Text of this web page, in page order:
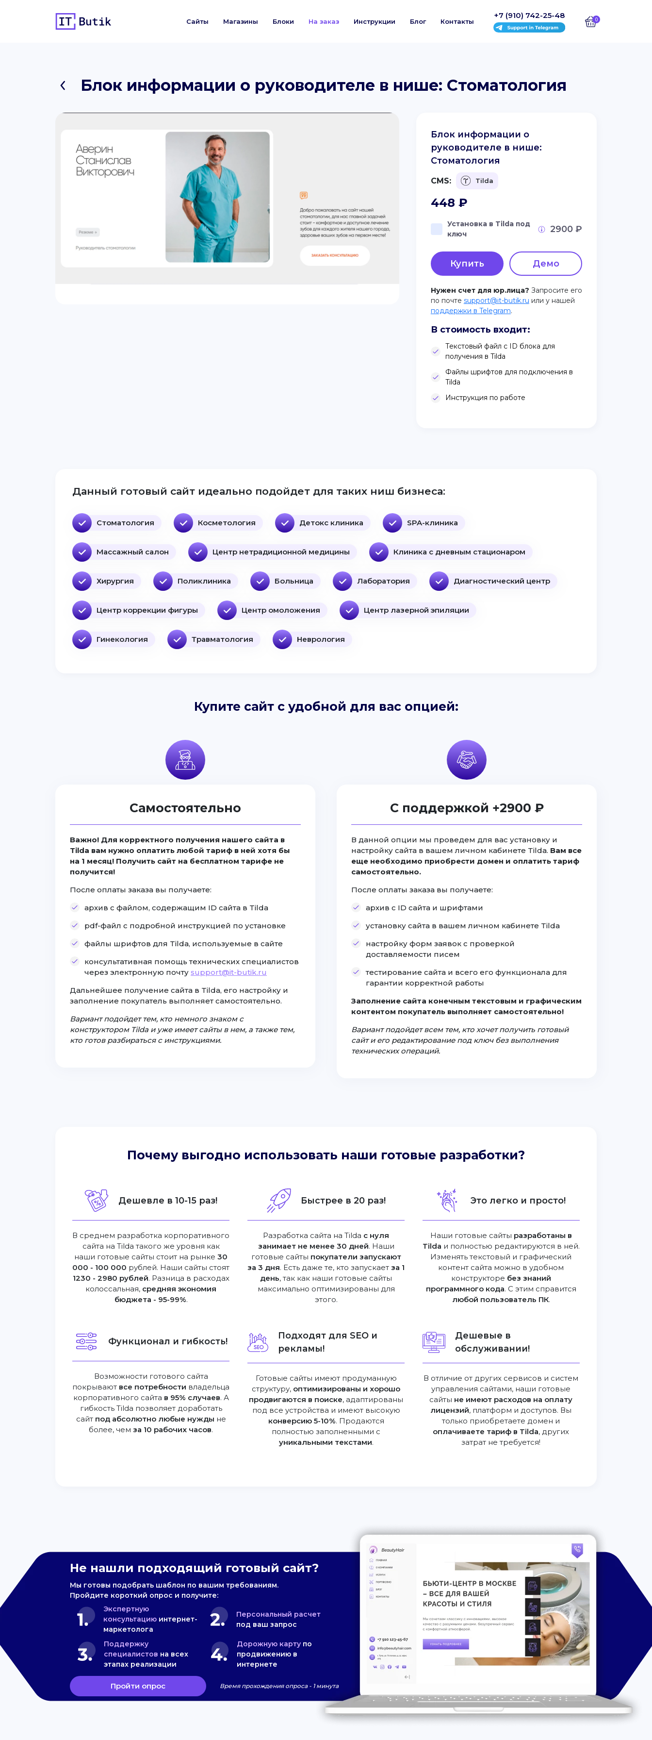
Сайты Магазины Блоки На заказ Инструкции Блог Контакты
+7 (910) 742-25-48 0
Блок информации о руководителе в нише: Стоматология
Блок информации о
руководителе в нише:
Стоматология
CMS: Tilda
448 ₽
Установка в Tilda под
ключ
2900 ₽
Купить Демо
Нужен счет для юр.лица? Запросите его
по почте support@it-butik.ru или у нашей
поддержки в Telegram.
В стоимость входит:
Текстовый файл с ID блока для
получения в Tilda
Файлы шрифтов для подключения в
Tilda
Инструкция по работе
Данный готовый сайт идеально подойдет для таких ниш бизнеса:
Стоматология Косметология Детокс клиника SPA-клиника
Массажный салон Центр нетрадиционной медицины Клиника с дневным стационаром
Хирургия Поликлиника Больница Лаборатория Диагностический центр
Центр коррекции фигуры Центр омоложения Центр лазерной эпиляции
Гинекология Травматология Неврология
Купите сайт с удобной для вас опцией:
Самостоятельно
Важно! Для корректного получения нашего сайта в
Tilda вам нужно оплатить любой тариф в ней хотя бы
на 1 месяц! Получить сайт на бесплатном тарифе не
получится!
После оплаты заказа вы получаете:
архив с файлом, содержащим ID сайта в Tilda
pdf-файл с подробной инструкцией по установке
файлы шрифтов для Tilda, используемые в сайте
консультативная помощь технических специалистов
через электронную почту support@it-butik.ru
Дальнейшее получение сайта в Tilda, его настройку и
заполнение покупатель выполняет самостоятельно.
Вариант подойдет тем, кто немного знаком с
конструктором Tilda и уже имеет сайты в нем, а также тем,
кто готов разбираться с инструкциями.
С поддержкой +2900 ₽
В данной опции мы проведем для вас установку и
настройку сайта в вашем личном кабинете Tilda. Вам все
еще необходимо приобрести домен и оплатить тариф
самостоятельно.
После оплаты заказа вы получаете:
архив с ID сайта и шрифтами
установку сайта в вашем личном кабинете Tilda
настройку форм заявок с проверкой
доставляемости писем
тестирование сайта и всего его функционала для
гарантии корректной работы
Заполнение сайта конечным текстовым и графическим
контентом покупатель выполняет самостоятельно!
Вариант подойдет всем тем, кто хочет получить готовый
сайт и его редактирование под ключ без выполнения
технических операций.
Почему выгодно использовать наши готовые разработки?
Дешевле в 10-15 раз!
В среднем разработка корпоративного
сайта на Tilda такого же уровня как
наши готовые сайты стоит на рынке30
000 - 100 000 рублей. Наши сайты стоят
1230 - 2980 рублей. Разница в расходах
колоссальная, средняя экономия
бюджета - 95-99%.
Быстрее в 20 раз!
Разработка сайта на Tilda с нуля
занимает не менее 30 дней. Наши
готовые сайты покупатели запускают
за 3 дня. Есть даже те, кто запускает за 1
день, так как наши готовые сайты
максимально оптимизированы для
этого.
Это легко и просто!
Наши готовые сайты разработаны в
Tilda и полностью редактируются в ней.
Изменять текстовый и графический
контент сайта можно в удобном
конструкторе без знаний
программного кода. С этим справится
любой пользователь ПК.
Функционал и гибкость!
Возможности готового сайта
покрывают все потребности владельца
корпоративного сайта в 95% случаев. А
гибкость Tilda позволяет доработать
сайт под абсолютно любые нужды не
более, чемза 10 рабочих часов.
Подходят для SEO и
рекламы!
Готовые сайты имеют продуманную
структуру, оптимизированы и хорошо
продвигаются в поиске, адаптированы
под все устройства и имеют высокую
конверсию 5-10%. Продаются
полностью заполненными с
уникальными текстами.
Дешевые в
обслуживании!
В отличие от других сервисов и систем
управления сайтами, наши готовые
сайты не имеют расходов на оплату
лицензий, платформ и доступов. Вы
только приобретаете домен и
оплачиваете тариф в Tilda, других
затрат не требуется!
Не нашли подходящий готовый сайт?
Мы готовы подобрать шаблон по вашим требованиям.
Пройдите короткий опрос и получите:
Экспертную
консультацию интернет-
маркетолога
Персональный расчет
под ваш запрос
Поддержку
специалистов на всех
этапах реализации
Дорожную карту по
продвижению в
интернете
Пройти опрос Время прохождения опроса - 1 минута